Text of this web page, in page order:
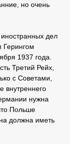
но очень
дел
1937 года.
Третий Рейх,
с Советами,
внутреннего
нужна
Польше
должна иметь